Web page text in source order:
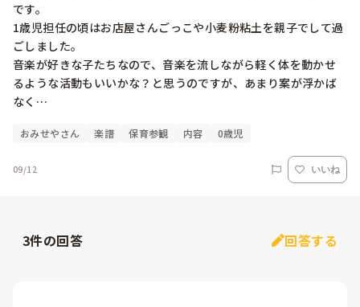
です。
1歳児担任の頃はお店屋さんごっこや小麦粉粘土を親子でして過
ごしました。
音楽が好きな子たちなので、音楽を流しながら軽く体を動かせ
るような活動もいいかな？と思うのですが、あまり案が浮かば
なく…
おみせやさん 楽譜 保育参観 内容 0歳児
09/12 いいね
3件の回答 回答する